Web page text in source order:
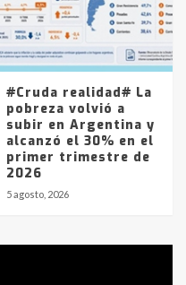
combustibles en
YPF hasta Axion
pesos
#Cruda realidad# La
pobreza volvió a
subir en Argentina y
alcanzó el 30% en el
primer trimestre de
2026
5 agosto, 2026